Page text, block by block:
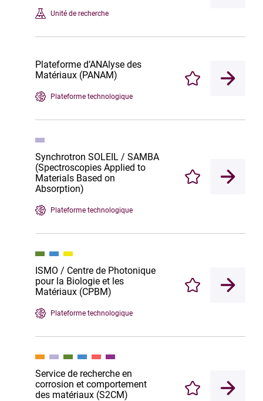
Unité de recherche
Plateforme d’ANAlyse des
Matériaux (PANAM)
Plateforme technologique
Enregistrer
Synchrotron SOLEIL / SAMBA
(Spectroscopies Applied to
Materials Based on
Absorption)
Plateforme technologique
Enregistrer
ISMO / Centre de Photonique
pour la Biologie et les
Matériaux (CPBM)
Plateforme technologique
Enregistrer
Service de recherche en
corrosion et comportement
des matériaux (S2CM)
Enregistrer